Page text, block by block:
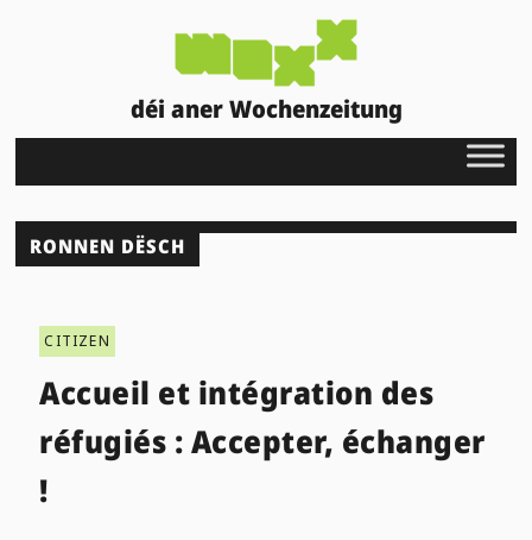
déi aner Wochenzeitung
RONNEN DËSCH
CITIZEN
Accueil et intégration des
réfugiés : Accepter, échanger
!